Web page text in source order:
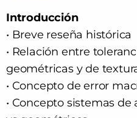
Introducción
• Breve reseña histórica
• Relación entre
geométricas y de
• Concepto de error
• Concepto sistemas